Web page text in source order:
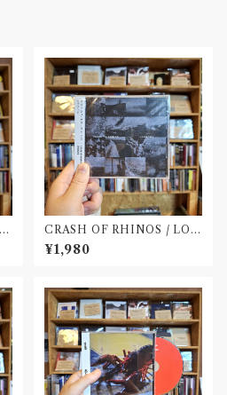
CRASH OF RHINOS / LOG
BOOK(CD)
¥1,980